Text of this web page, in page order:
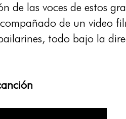
de las voces de estos
de un video
todo bajo la